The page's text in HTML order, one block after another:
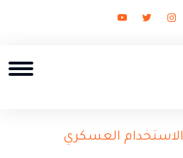
الاستخدام العسكري